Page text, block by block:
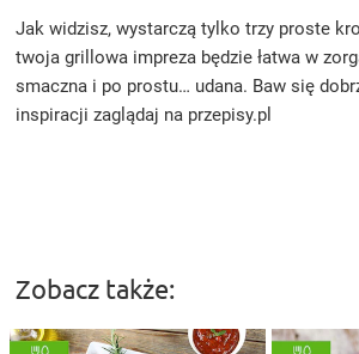
Jak widzisz, wystarczą tylko trzy proste
twoja grillowa impreza będzie łatwa w
smaczna i po prostu… udana. Baw się
inspiracji zaglądaj na przepisy.pl
Zobacz także: